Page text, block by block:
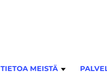
TIETOA MEISTÄ